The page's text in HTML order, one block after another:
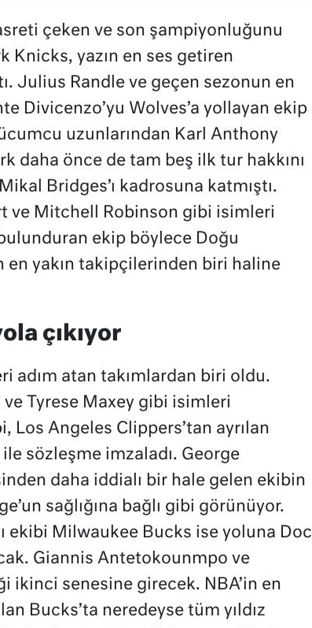
çeken ve son şampiyonluğunu
Knicks, yazın en ses getiren
Julius Randle ve geçen sezonun en
Divicenzo’yu Wolves’a yollayan ekip
uzunlarından Karl Anthony
daha önce de tam beş ilk tur hakkını
Bridges’ı kadrosuna katmıştı.
ve Mitchell Robinson gibi isimleri
ekip böylece Doğu
en yakın takipçilerinden biri haline
çıkıyor
adım atan takımlardan biri oldu.
Tyrese Maxey gibi isimleri
Los Angeles Clippers’tan ayrılan
sözleşme imzaladı. George
daha iddialı bir hale gelen ekibin
sağlığına bağlı gibi görünüyor.
ekibi Milwaukee Bucks ise yoluna Doc
Giannis Antetokounmpo ve
ikinci senesine girecek. NBA’in en
Bucks’ta neredeyse tüm yıldız